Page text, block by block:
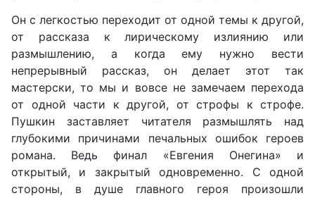
Он с легкостью переходит от одной темы к другой,
от рассказа к лирическому излиянию или
размышлению, а когда ему нужно вести
непрерывный рассказ, он делает этот так
мастерски, то мы и вовсе не замечаем перехода
от одной части к другой, от строфы к строфе.
Пушкин заставляет читателя размышлять над
глубокими причинами печальных ошибок героев
романа. Ведь финал «Евгения Онегина» и
открытый, и закрытый одновременно. С одной
стороны, в душе главного героя произошли